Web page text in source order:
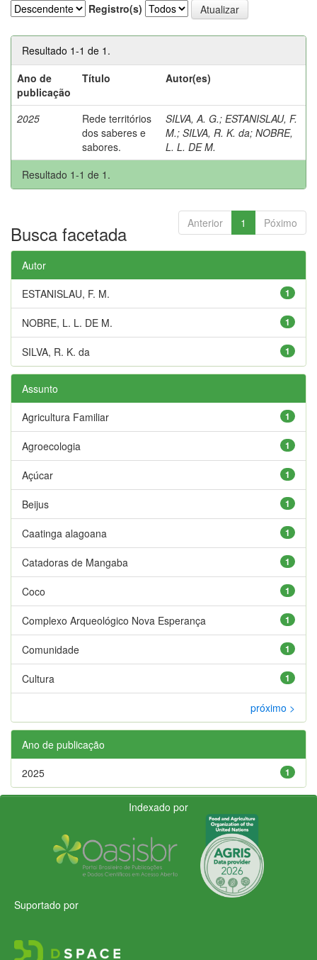
Registro(s)
Resultado 1-1 de 1.
Ano de
publicação
Título Autor(es)
2025
Rede territórios
dos saberes e
sabores.
SILVA, A. G.; ESTANISLAU, F.
M.; SILVA, R. K. da; NOBRE,
L. L. DE M.
Resultado 1-1 de 1.
Anterior 1 Póximo
Busca facetada
Autor
1
ESTANISLAU, F. M.
1
NOBRE, L. L. DE M.
1
SILVA, R. K. da
Assunto
1
Agricultura Familiar
1
Agroecologia
1
Açúcar
1
Beijus
1
Caatinga alagoana
1
Catadoras de Mangaba
1
Coco
1
Complexo Arqueológico Nova Esperança
1
Comunidade
1
Cultura
próximo >
Ano de publicação
1
2025
Indexado por
Suportado por